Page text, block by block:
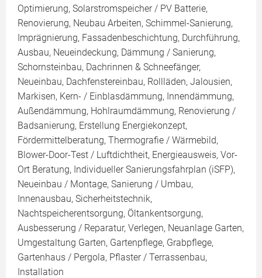
Optimierung, Solarstromspeicher / PV Batterie,
Renovierung, Neubau Arbeiten, Schimmel-Sanierung,
Imprägnierung, Fassadenbeschichtung, Durchführung,
Ausbau, Neueindeckung, Dämmung / Sanierung,
Schornsteinbau, Dachrinnen & Schneefänger,
Neueinbau, Dachfenstereinbau, Rollläden, Jalousien,
Markisen, Kern- / Einblasdämmung, Innendämmung,
Außendämmung, Hohlraumdämmung, Renovierung /
Badsanierung, Erstellung Energiekonzept,
Fördermittelberatung, Thermografie / Wärmebild,
Blower-Door-Test / Luftdichtheit, Energieausweis, Vor-
Ort Beratung, Individueller Sanierungsfahrplan (iSFP),
Neueinbau / Montage, Sanierung / Umbau,
Innenausbau, Sicherheitstechnik,
Nachtspeicherentsorgung, Öltankentsorgung,
Ausbesserung / Reparatur, Verlegen, Neuanlage Garten,
Umgestaltung Garten, Gartenpflege, Grabpflege,
Gartenhaus / Pergola, Pflaster / Terrassenbau,
Installation